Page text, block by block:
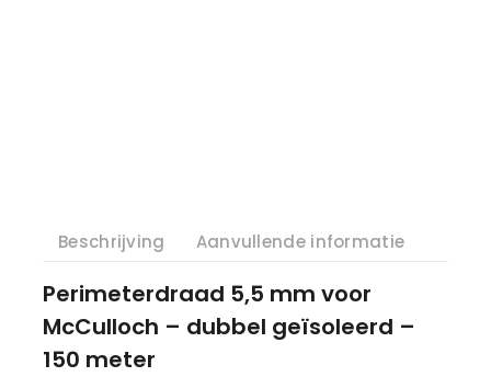
Beschrijving Aanvullende informatie
Perimeterdraad 5,5 mm voor
McCulloch – dubbel geïsoleerd –
150 meter